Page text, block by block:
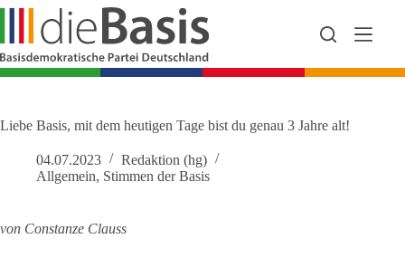
Zum
springen
Liebe Basis, mit dem heutigen Tage bist du genau 3 Jahre alt!
04.07.2023
Redaktion (hg)
Allgemein, Stimmen der Basis
von Constanze Clauss